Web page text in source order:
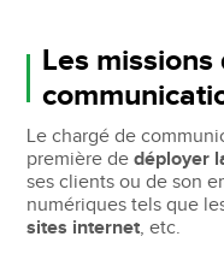
Les
Le chargé de
première dedéployer
ses clients ou de son
numériques tels que
sites internet, etc.